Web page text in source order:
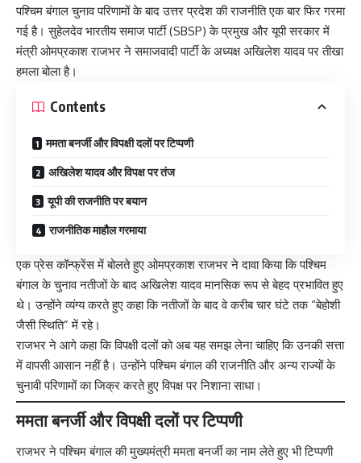
पश्चिम बंगाल चुनाव परिणामों के बाद उत्तर प्रदेश की राजनीति एक बार फिर गरमा
गई है। सुहेलदेव भारतीय समाज पार्टी (SBSP) के प्रमुख और यूपी सरकार में
मंत्री ओमप्रकाश राजभर ने समाजवादी पार्टी के अध्यक्ष अखिलेश यादव पर तीखा
हमला बोला है।
Contents
ममता बनर्जी और विपक्षी दलों पर टिप्पणी
अखिलेश यादव और विपक्ष पर तंज
यूपी की राजनीति पर बयान
राजनीतिक माहौल गरमाया
एक प्रेस कॉन्फ्रेंस में बोलते हुए ओमप्रकाश राजभर ने दावा किया कि पश्चिम
बंगाल के चुनाव नतीजों के बाद अखिलेश यादव मानसिक रूप से बेहद प्रभावित हुए
थे। उन्होंने व्यंग्य करते हुए कहा कि नतीजों के बाद वे करीब चार घंटे तक “बेहोशी
जैसी स्थिति” में रहे।
राजभर ने आगे कहा कि विपक्षी दलों को अब यह समझ लेना चाहिए कि उनकी सत्ता
में वापसी आसान नहीं है। उन्होंने पश्चिम बंगाल की राजनीति और अन्य राज्यों के
चुनावी परिणामों का जिक्र करते हुए विपक्ष पर निशाना साधा।
ममता बनर्जी और विपक्षी दलों पर टिप्पणी
राजभर ने पश्चिम बंगाल की मुख्यमंत्री ममता बनर्जी का नाम लेते हुए भी टिप्पणी